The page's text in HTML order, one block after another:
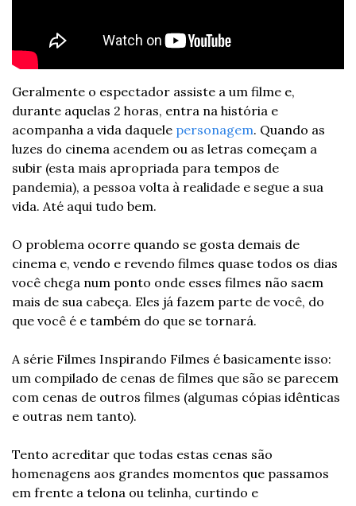
Geralmente o espectador assiste a um filme e,
durante aquelas 2 horas, entra na história e
acompanha a vida daquele personagem. Quando as
luzes do cinema acendem ou as letras começam a
subir (esta mais apropriada para tempos de
pandemia), a pessoa volta à realidade e segue a sua
vida. Até aqui tudo bem.
O problema ocorre quando se gosta demais de
cinema e, vendo e revendo filmes quase todos os dias
você chega num ponto onde esses filmes não saem
mais de sua cabeça. Eles já fazem parte de você, do
que você é e também do que se tornará.
A série Filmes Inspirando Filmes é basicamente isso:
um compilado de cenas de filmes que são se parecem
com cenas de outros filmes (algumas cópias idênticas
e outras nem tanto).
Tento acreditar que todas estas cenas são
homenagens aos grandes momentos que passamos
em frente a telona ou telinha, curtindo e